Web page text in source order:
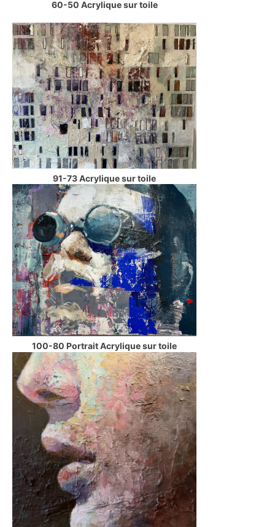
60-50 Acrylique sur toile
91-73 Acrylique sur toile
100-80 Portrait Acrylique sur toile